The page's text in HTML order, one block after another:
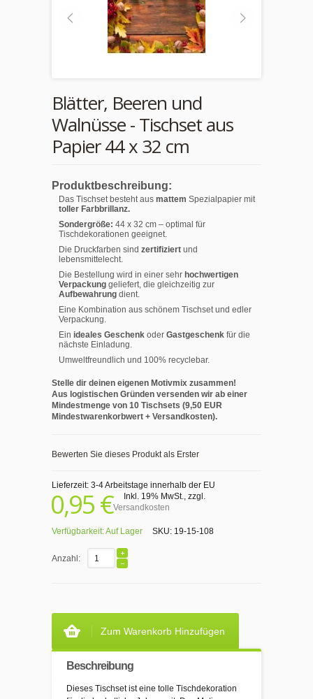
Blätter, Beeren und
Walnüsse - Tischset aus
Papier 44 x 32 cm
Produktbeschreibung:
Das Tischset besteht aus mattem Spezialpapier mit
toller Farbbrillanz.
Sondergröße: 44 x 32 cm – optimal für
Tischdekorationen geeignet.
Die Druckfarben sind zertifiziert und
lebensmittelecht.
Die Bestellung wird in einer sehr hochwertigen
Verpackung geliefert, die gleichzeitig zur
Aufbewahrung dient.
Eine Kombination aus schönem Tischset und edler
Verpackung.
Ein ideales Geschenk oder Gastgeschenk für die
nächste Einladung.
Umweltfreundlich und 100% recyclebar.
Stelle dir deinen eigenen Motivmix zusammen!
Aus logistischen Gründen versenden wir ab einer
Mindestmenge von 10 Tischsets (9,50 EUR
Mindestwarenkorbwert + Versandkosten).
Bewerten Sie dieses Produkt als Erster
Lieferzeit: 3-4 Arbeitstage innerhalb der EU
0,95 € Inkl. 19% MwSt., zzgl.
Versandkosten
Verfügbarkeit:Auf Lager SKU: 19-15-108
Anzahl:
Zum Warenkorb Hinzufügen
Beschreibung
Dieses Tischset ist eine tolle Tischdekoration